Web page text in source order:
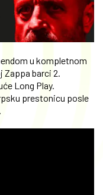
u kompletnom
Zappa barci 2.
Long Play.
prestonicu posle